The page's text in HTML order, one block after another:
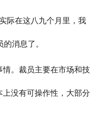
际在这八九个月里，我
消息了。
。裁员主要在市场和技
没有可操作性，大部分